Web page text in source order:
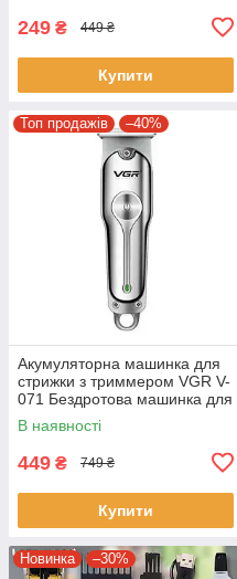
249 ₴ 449 ₴
Купити
Топ продажів –40%
Акумуляторна машинка для
стрижки з триммером VGR V-
071 Бездротова машинка для
стрижки волосся
В наявності
449 ₴ 749 ₴
Купити
Новинка –30%